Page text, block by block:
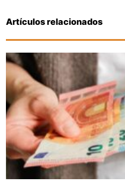
Artículos relacionados